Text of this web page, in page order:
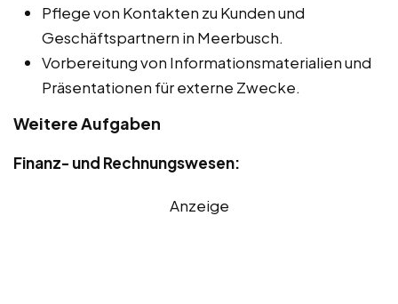
Pflege von Kontakten zu Kunden und
Geschäftspartnern in Meerbusch.
Vorbereitung von Informationsmaterialien und
Präsentationen für externe Zwecke.
Weitere Aufgaben
Finanz- und Rechnungswesen:
Anzeige